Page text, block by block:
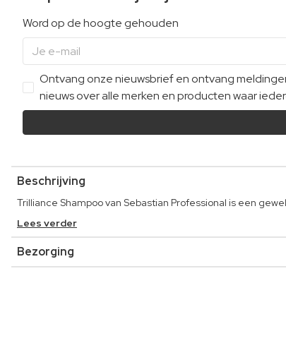
Word op de hoogte gehouden
Ontvang onze nieuwsbrief en ontvang
nieuws over alle merken en producten waar
Beschrijving
Trilliance Shampoo van Sebastian Professional is een
Lees verder
Bezorging